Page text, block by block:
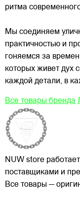
ритма
Мы соединяем
практичностью и
гоняемся за
которых живет дух
каждой детали, в
Все товары бренда
NUW store
поставщиками и
Все товары —